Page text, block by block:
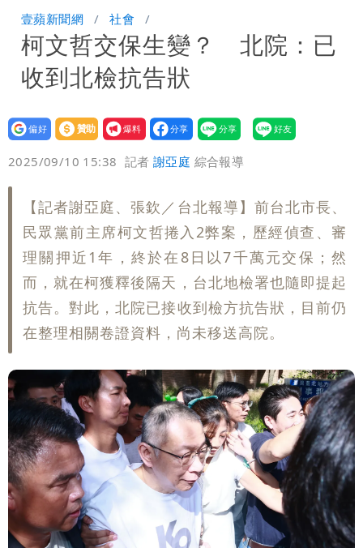
「洗腦台灣人兩觀念」
女生一對A錯了嗎？環法女子自由車賽
男裁判勒令女選手「解衣」檢查
揮別9年演藝圈 女演員當「全職運將」
公布收入比拍戲賺更多
壹蘋新聞網 社會
柯文哲交保生變？ 北院：已
收到北檢抗告狀
設為
贊助
我要
爆料
2025/09/10 15:38 記者謝亞庭 綜合報導
【記者謝亞庭、張欽／台北報導】前台北市長、
民眾黨前主席柯文哲捲入2弊案，歷經偵查、審
理關押近1年，終於在8日以7千萬元交保；然
而，就在柯獲釋後隔天，台北地檢署也隨即提起
抗告。對此，北院已接收到檢方抗告狀，目前仍
在整理相關卷證資料，尚未移送高院。